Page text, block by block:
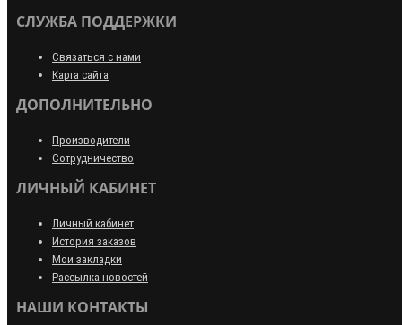
СЛУЖБА ПОДДЕРЖКИ
Связаться с нами
Карта сайта
ДОПОЛНИТЕЛЬНО
Производители
Сотрудничество
ЛИЧНЫЙ КАБИНЕТ
Личный кабинет
История заказов
Мои закладки
Рассылка новостей
НАШИ КОНТАКТЫ